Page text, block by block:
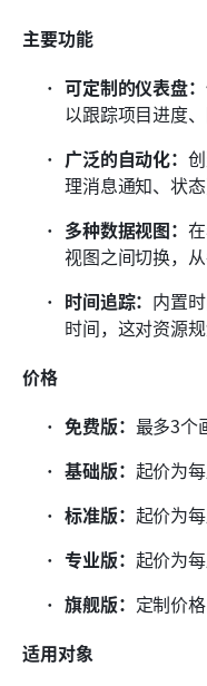
主要功能
可定制的仪表盘：
以跟踪项目进度
广泛的自动化：
理消息通知、状
多种数据视图：
视图之间切换，
时间追踪： 内置
时间，这对资源
价格
免费版： 最多3个
基础版： 起价为
标准版： 起价为
专业版： 起价为
旗舰版： 定制价格
适用对象